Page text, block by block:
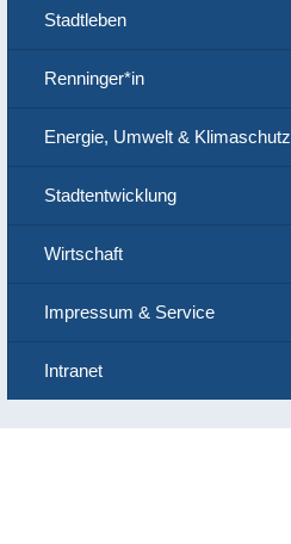
Stadtleben
Renninger*in
Energie, Umwelt & Klimaschutz
Stadtentwicklung
Wirtschaft
Impressum & Service
Intranet